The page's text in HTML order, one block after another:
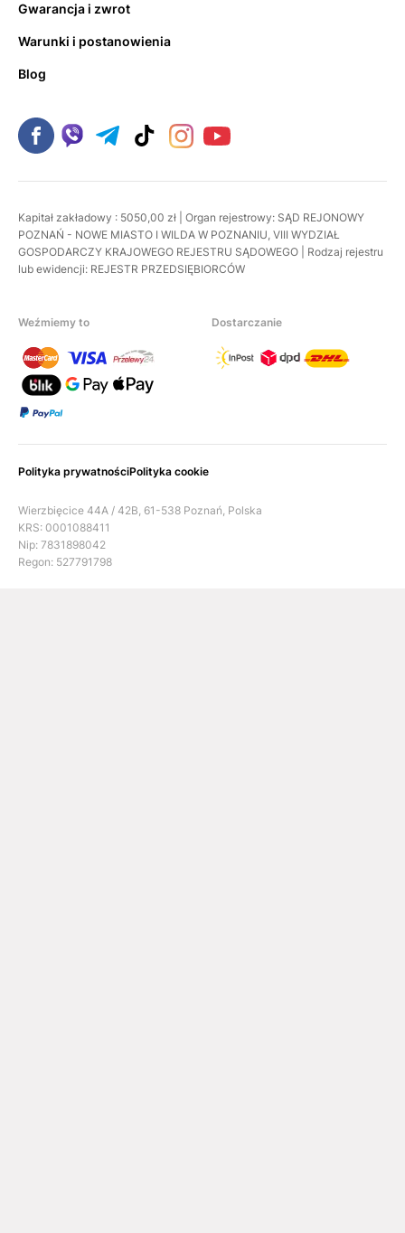
Gwarancja i zwrot
Warunki i postanowienia
Blog
Kapitał zakładowy : 5050,00 zł | Organ rejestrowy: SĄD REJONOWY
POZNAŃ - NOWE MIASTO I WILDA W POZNANIU, VIII WYDZIAŁ
GOSPODARCZY KRAJOWEGO REJESTRU SĄDOWEGO | Rodzaj rejestru
lub ewidencji: REJESTR PRZEDSIĘBIORCÓW
Weźmiemy to Dostarczanie
Polityka prywatnościPolityka cookie
Wierzbięcice 44A / 42B, 61-538 Poznań, Polska
KRS: 0001088411
Nip: 7831898042
Regon: 527791798